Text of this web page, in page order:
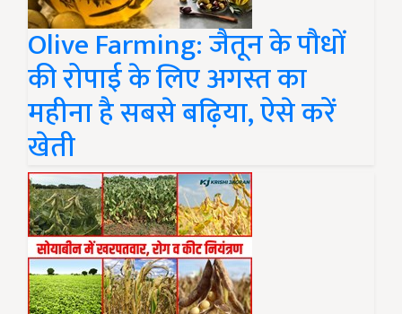
Olive Farming: जैतून के पौधों
की रोपाई के लिए अगस्त का
महीना है सबसे बढ़िया, ऐसे करें
खेती